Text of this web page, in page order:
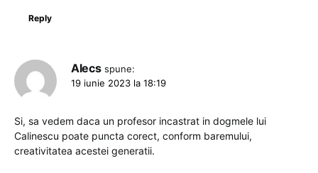
Reply
Alecs spune:
19 iunie 2023 la 18:19
Si, sa vedem daca un profesor incastrat in dogmele lui
Calinescu poate puncta corect, conform baremului,
creativitatea acestei generatii.